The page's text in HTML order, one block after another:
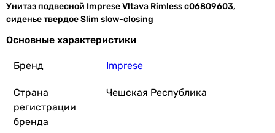
грн
7 037
Унитаз подвесной Imprese Vltava Rimless c06809603,
сиденье твердое Slim slow-closing
Основные характеристики
Бренд Imprese
Страна
регистрации
бренда
Чешская Республика